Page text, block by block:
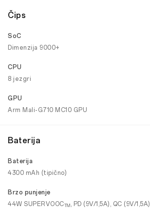
Čips
SoC
Dimenzija 9000+
CPU
8 jezgri
GPU
Arm Mali-G710 MC10 GPU
Baterija
Baterija
4300 mAh (tipično)
Brzo punjenje
44W SUPERVOOCTM, PD (9V/1,5A), QC (9V/1,5A)